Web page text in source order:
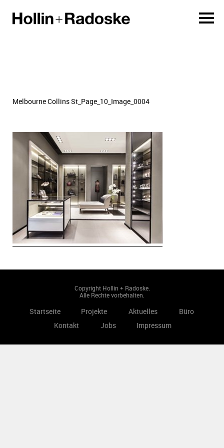
Melbourne Collins St_Page_10_Image_0004
Copyright Hollin + Radoske.
Alle Rechte vorbehalten.
Startseite Projekte Aktuelles
Büro
Kontakt
Jobs Impressum